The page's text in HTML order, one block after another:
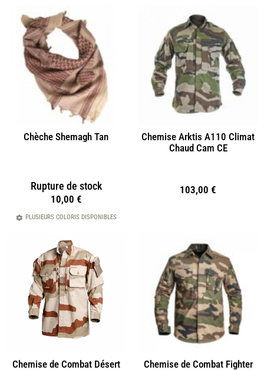
Chèche Shemagh Tan
Rupture de stock
10,00 €
PLUSIEURS COLORIS DISPONIBLES
Chemise Arktis A110 Climat
Chaud Cam CE
103,00 €
Chemise de Combat Désert
Chemise de Combat Fighter